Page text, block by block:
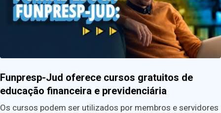
Funpresp-Jud oferece cursos gratuitos de
educação financeira e previdenciária
Os cursos podem ser utilizados por membros e servidores